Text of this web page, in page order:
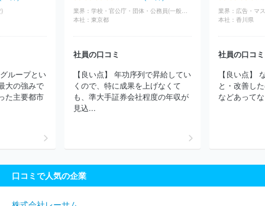
三井住友ＤＳアセットマネジメント株式会社
日産プ
大和アセットマネジメント株式会社
オリック
トマネジメント株式会社
エトーム株式会社 株式会社ＮＨＳ
日
本アジア投資株式会社
アクリーティブ株式会社
独立行政法人中
小企業基盤整備機構
ｕｎｂａｎｋｅｄ株式会社
東京日産自動車
日産証券株式会社
株式会社クロス・マーケティンググループ
香川県信用保証協会
臼木証券株式会社
岐阜市信用保証協会
群馬県信用保証協会
会社
徳島県信用保証協会
ループとい
大の強みで
た主要都市
業界：
学校・官公庁・団体・公務員(一般社団法人・独立行政法人・NPO)
本社： 東京都
社員の口コミ
【良い点】 年功序列で昇給してい
くので、特に成果を上げなくて
も、準大手証券会社程度の年収が
見込...
業界：
本社： 香川県
社員の口コミ
【良い点】
と・改善し
などあって
口コミで人気の企業